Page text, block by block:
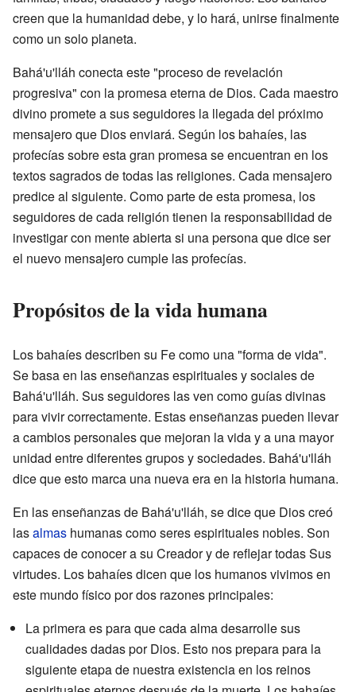
creen que la humanidad debe, y lo hará, unirse finalmente
como un solo planeta.
Bahá'u'lláh conecta este "proceso de revelación
progresiva" con la promesa eterna de Dios. Cada maestro
divino promete a sus seguidores la llegada del próximo
mensajero que Dios enviará. Según los bahaíes, las
profecías sobre esta gran promesa se encuentran en los
textos sagrados de todas las religiones. Cada mensajero
predice al siguiente. Como parte de esta promesa, los
seguidores de cada religión tienen la responsabilidad de
investigar con mente abierta si una persona que dice ser
el nuevo mensajero cumple las profecías.
Propósitos de la vida humana
Los bahaíes describen su Fe como una "forma de vida".
Se basa en las enseñanzas espirituales y sociales de
Bahá'u'lláh. Sus seguidores las ven como guías divinas
para vivir correctamente. Estas enseñanzas pueden llevar
a cambios personales que mejoran la vida y a una mayor
unidad entre diferentes grupos y sociedades. Bahá'u'lláh
dice que esto marca una nueva era en la historia humana.
En las enseñanzas de Bahá'u'lláh, se dice que Dios creó
lasalmas humanas como seres espirituales nobles. Son
capaces de conocer a su Creador y de reflejar todas Sus
virtudes. Los bahaíes dicen que los humanos vivimos en
este mundo físico por dos razones principales:
La primera es para que cada alma desarrolle sus
cualidades dadas por Dios. Esto nos prepara para la
siguiente etapa de nuestra existencia en los reinos